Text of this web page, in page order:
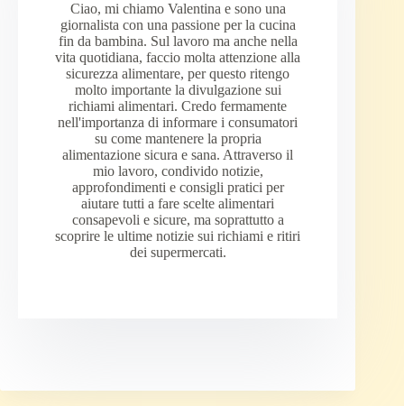
Ciao, mi chiamo Valentina e sono una
giornalista con una passione per la cucina
fin da bambina. Sul lavoro ma anche nella
vita quotidiana, faccio molta attenzione alla
sicurezza alimentare, per questo ritengo
molto importante la divulgazione sui
richiami alimentari. Credo fermamente
nell'importanza di informare i consumatori
su come mantenere la propria
alimentazione sicura e sana. Attraverso il
mio lavoro, condivido notizie,
approfondimenti e consigli pratici per
aiutare tutti a fare scelte alimentari
consapevoli e sicure, ma soprattutto a
scoprire le ultime notizie sui richiami e ritiri
dei supermercati.